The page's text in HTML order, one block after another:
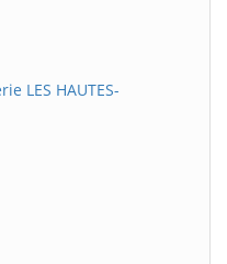
LES HAUTES-